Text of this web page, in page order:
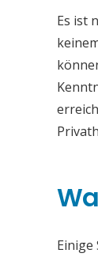
Es ist